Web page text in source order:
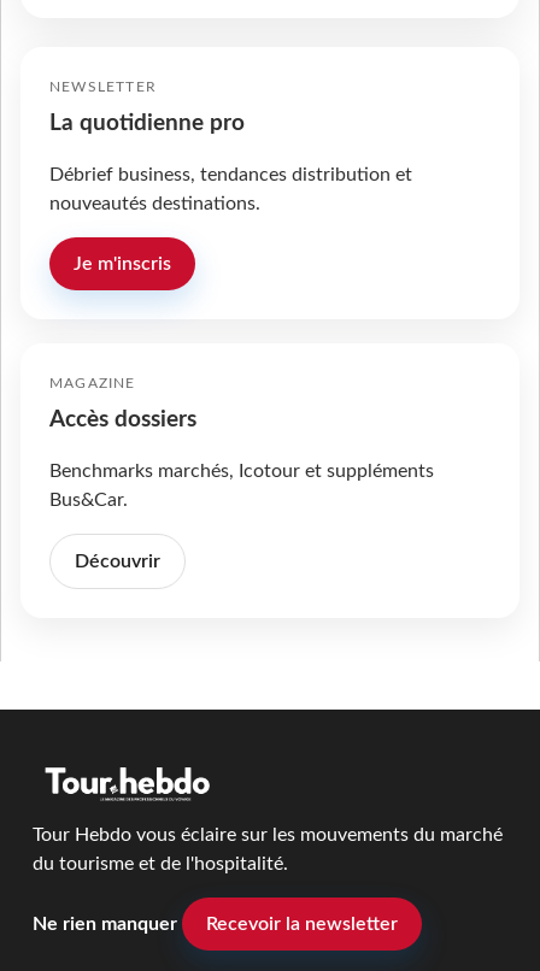
NEWSLETTER
La quotidienne pro
Débrief business, tendances distribution et
nouveautés destinations.
Je m'inscris
MAGAZINE
Accès dossiers
Benchmarks marchés, Icotour et suppléments
Bus&Car.
Découvrir
Tour Hebdo vous éclaire sur les mouvements du marché
du tourisme et de l'hospitalité.
Ne rien manquer Recevoir la newsletter